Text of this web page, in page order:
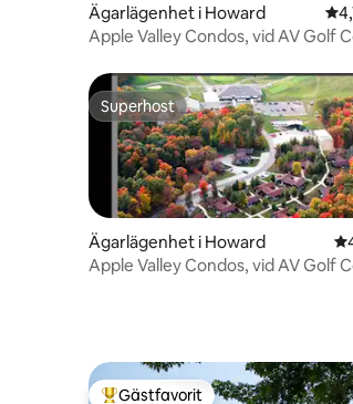
Ägarlägenhet i Howard
Apple Valley Condos, vid AV Golf
Superhost
Superhost
Ägarlägenhet i Howard
Apple Valley Condos, vid AV Golf
Gästfavorit